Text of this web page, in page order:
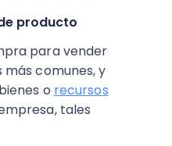
producto
para vender
comunes, y
o recursos
tales